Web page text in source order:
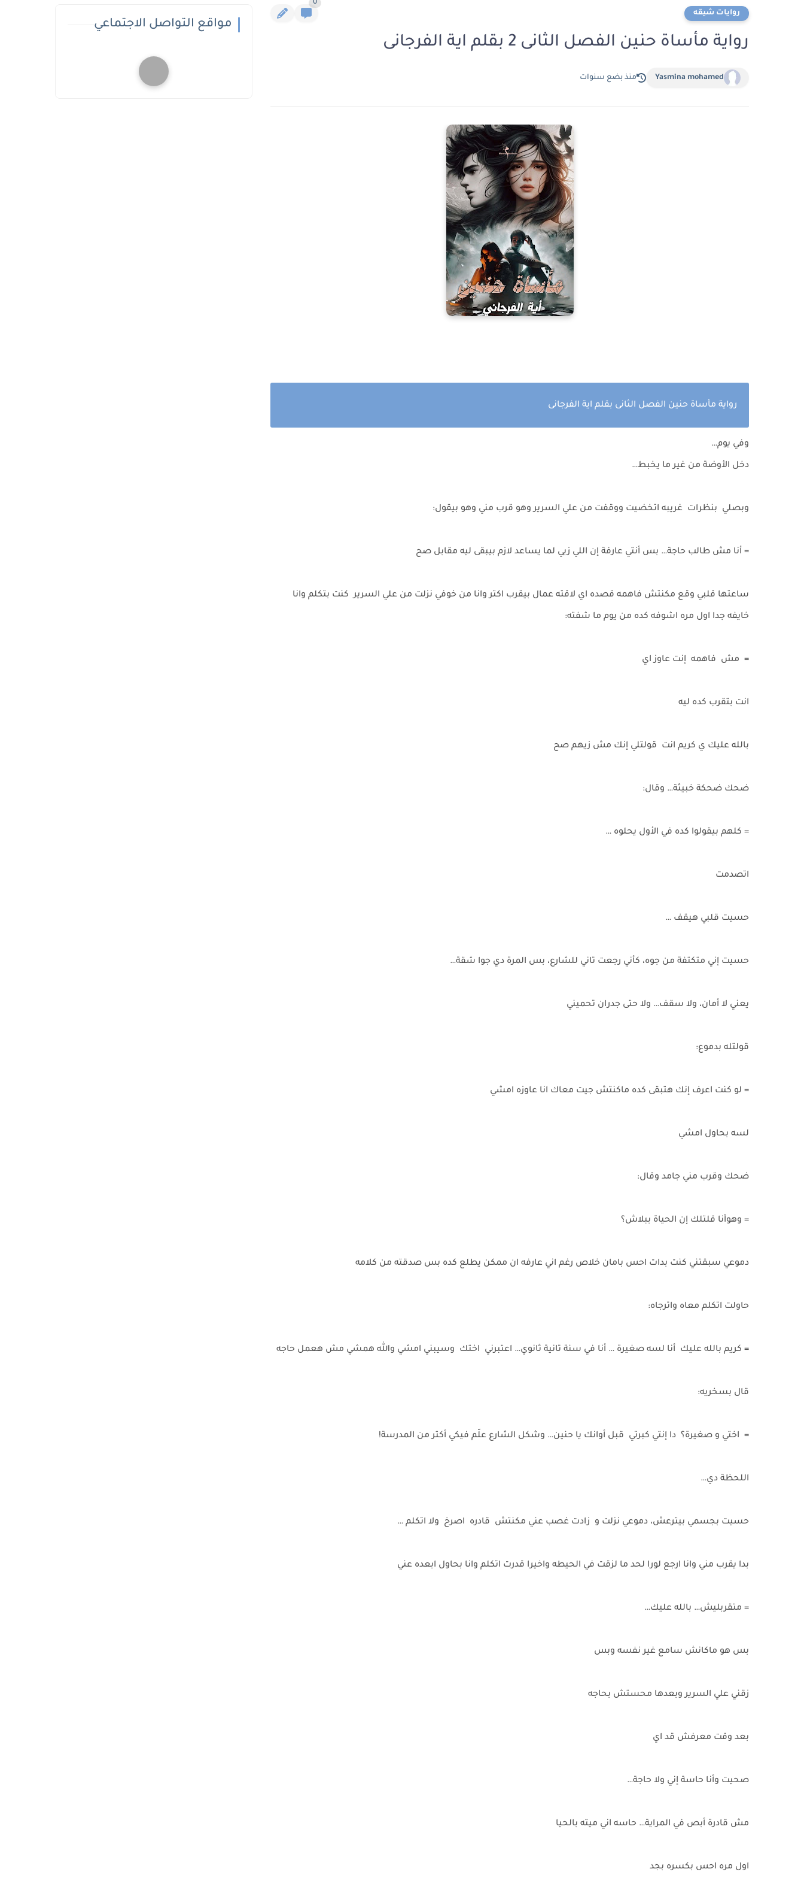
روايات شيقه
0
رواية مأساة حنين الفصل الثانى 2 بقلم اية الفرجانى
Yasmina mohamed منذ بضع سنوات
رواية مأساة حنين الفصل الثانى بقلم اية الفرجانى
وفي يوم…
دخل الأوضة من غير ما يخبط…
وبصلي بنظرات غريبه اتخضيت ووقفت من علي السرير وهو قرب مني وهو بيقول:
= أنا مش طالب حاجة… بس أنتي عارفة إن اللي زيي لما يساعد لازم بيبقى ليه مقابل صح
ساعتها قلبي وقع مكنتش فاهمه قصده اي لاقته عمال بيقرب اكتر وانا من خوفي نزلت من علي السرير كنت بتكلم وانا
خايفه جدا اول مره اشوفه كده من يوم ما شفته:
= مش فاهمه إنت عاوز اي
انت بتقرب كده ليه
بالله عليك ي كريم انت قولتلي إنك مش زيهم صح
ضحك ضحكة خبيثة… وقال:
= كلهم بيقولوا كده في الأول يحلوه …
اتصدمت
حسيت قلبي هيقف …
حسيت إني متكتفة من جوه، كأني رجعت تاني للشارع، بس المرة دي جوا شقة…
يعني لا أمان، ولا سقف… ولا حتى جدران تحميني
قولتله بدموع:
= لو كنت اعرف إنك هتبقى كده ماكنتش جيت معاك انا عاوزه امشي
لسه بحاول امشي
ضحك وقرب مني جامد وقال:
= وهوأنا قلتلك إن الحياة ببلاش؟
دموعي سبقتني كنت بدات احس بامان خلاص رغم اني عارفه ان ممكن يطلع كده بس صدقته من كلامه
حاولت اتكلم معاه واترجاه:
= كريم بالله عليك أنا لسه صغيرة … أنا في سنة تانية ثانوي… اعتبرني اختك وسيبني امشي والله همشي مش هعمل حاجه
قال بسخريه:
= اختي و صغيرة؟ دا إنتي كبرتي قبل أوانك يا حنين… وشكل الشارع علّم فيكي أكتر من المدرسة!
اللحظة دي…
حسيت بجسمي بيترعش، دموعي نزلت و زادت غصب عني مكنتش قادره اصرخ ولا اتكلم …
بدا يقرب مني وانا ارجع لورا لحد ما لزقت في الحيطه واخيرا قدرت اتكلم وانا بحاول ابعده عني
= متقربليش… بالله عليك…
بس هو ماكانش سامع غير نفسه وبس
زقني علي السرير وبعدها محستش بحاجه
بعد وقت معرفش قد اي
صحيت وأنا حاسة إني ولا حاجة…
مش قادرة أبص في المراية… حاسه اني ميته بالحيا
اول مره احس بكسره بجد
مواقع التواصل الاجتماعي